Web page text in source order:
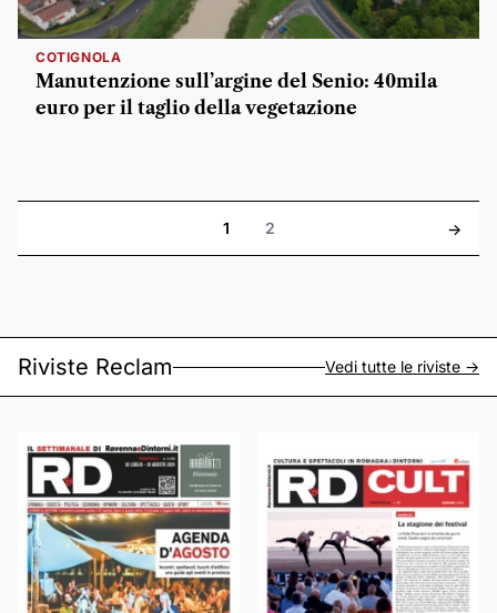
COTIGNOLA
Manutenzione sull’argine del Senio: 40mila
euro per il taglio della vegetazione
1 2 ->
Riviste Reclam Vedi tutte le riviste ->